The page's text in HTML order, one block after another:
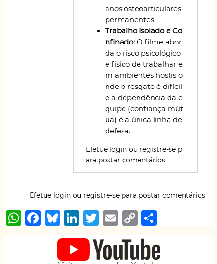
anos osteoarticulares
permanentes.
Trabalho Isolado e Co
nfinado: O filme abor
da o risco psicológico
e físico de trabalhar e
m ambientes hostis o
nde o resgate é difícil
e a dependência da e
quipe (confiança mút
ua) é a única linha de
defesa.
Efetue login ou registre-se p
ara postar comentários
Efetue login ou registre-se para postar comentários
W
h
F
a
B
lu
Li
n
T
w
it
E
m
ai
C
o
p ar